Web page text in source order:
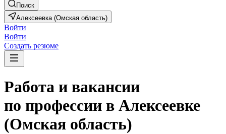
Поиск
Алексеевка (Омская область)
Войти
Войти
Создать резюме
Работа и вакансии
по профессии в Алексеевке
(Омская область)